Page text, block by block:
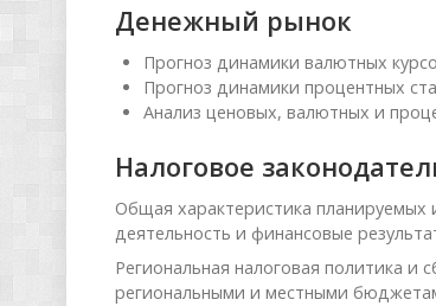
Денежный рынок
Прогноз динамики валютных
Прогноз динамики процентных
Анализ ценовых, валютных и
Налоговое
Общая характеристика планируемых
деятельность и финансовые
Региональная налоговая политика и
региональными и местными